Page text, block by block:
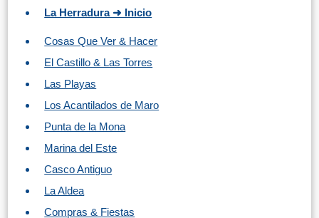
La Herradura ➜ Inicio
Cosas Que Ver & Hacer
El Castillo & Las Torres
Las Playas
Los Acantilados de Maro
Punta de la Mona
Marina del Este
Casco Antiguo
La Aldea
Compras & Fiestas